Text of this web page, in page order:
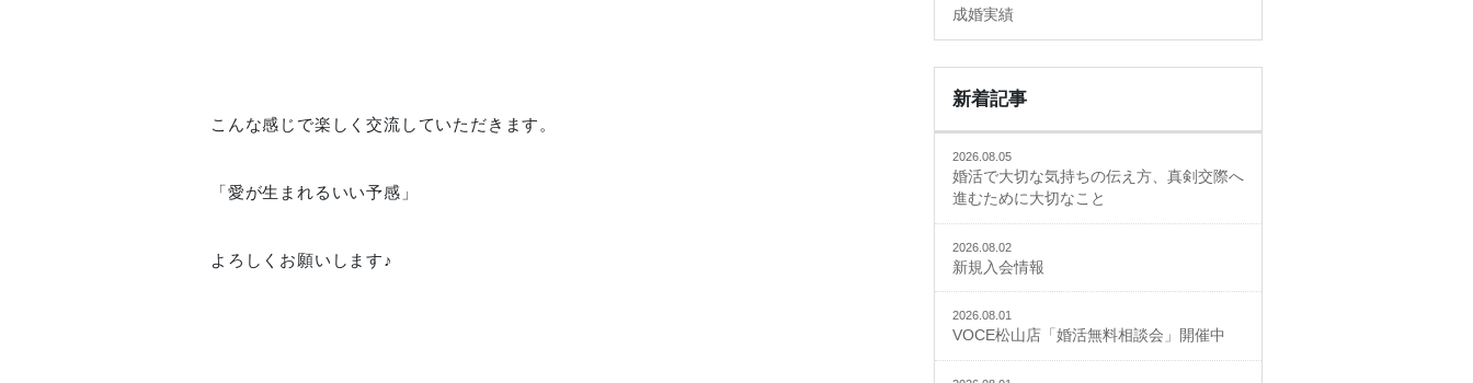
こんな感じで楽しく交流していただきます。
「愛が生まれるいい予感」
よろしくお願いします♪
成婚実績
新着記事
2026.08.05
婚活で大切な気持ちの伝え方、真剣交際へ
進むために大切なこと
2026.08.02
新規入会情報
2026.08.01
VOCE松山店「婚活無料相談会」開催中